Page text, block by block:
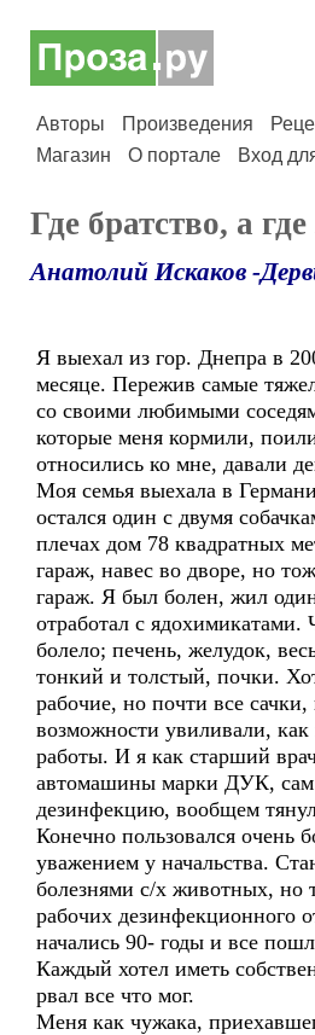
Авторы Произведения
Магазин
О портале Вход
Где братство, а
Анатолий Искаков -
Я выехал из гор. Днепра в
месяце. Пережив самые
со своими любимыми
которые меня кормили,
относились ко мне, давали
Моя семья выехала в
остался один с двумя
плечах дом 78 квадратных
гараж, навес во дворе, но
гараж. Я был болен, жил
отработал с ядохимикатами.
болело; печень, желудок,
тонкий и толстый, почки.
рабочие, но почти все
возможности увиливали, как
работы. И я как старший
автомашины марки ДУК, сам
дезинфекцию, вообщем
Конечно пользовался очень
уважением у начальства.
болезнями с/х животных, но
рабочих дезинфекционного
начались 90- годы и все
Каждый хотел иметь
рвал все что мог.
Меня как чужака,